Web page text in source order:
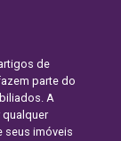
de
parte do
A
qualquer
seus imóveis